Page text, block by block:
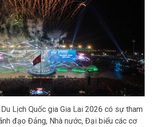
Lịch Quốc gia Gia Lai 2026 có sự tham
đạo Đảng, Nhà nước, Đại biểu các cơ